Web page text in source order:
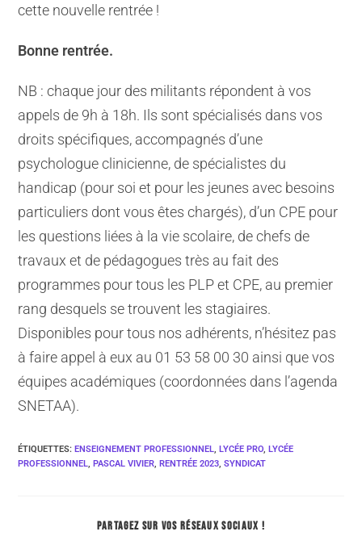
cette nouvelle rentrée !
Bonne rentrée.
NB : chaque jour des militants répondent à vos
appels de 9h à 18h. Ils sont spécialisés dans vos
droits spécifiques, accompagnés d’une
psychologue clinicienne, de spécialistes du
handicap (pour soi et pour les jeunes avec besoins
particuliers dont vous êtes chargés), d’un CPE pour
les questions liées à la vie scolaire, de chefs de
travaux et de pédagogues très au fait des
programmes pour tous les PLP et CPE, au premier
rang desquels se trouvent les stagiaires.
Disponibles pour tous nos adhérents, n’hésitez pas
à faire appel à eux au 01 53 58 00 30 ainsi que vos
équipes académiques (coordonnées dans l’agenda
SNETAA).
ÉTIQUETTES:ENSEIGNEMENT PROFESSIONNEL LYCÉE PRO LYCÉE
PROFESSIONNEL PASCAL VIVIER RENTRÉE 2023 SYNDICAT
PARTAGEZ SUR VOS RÉSEAUX SOCIAUX !